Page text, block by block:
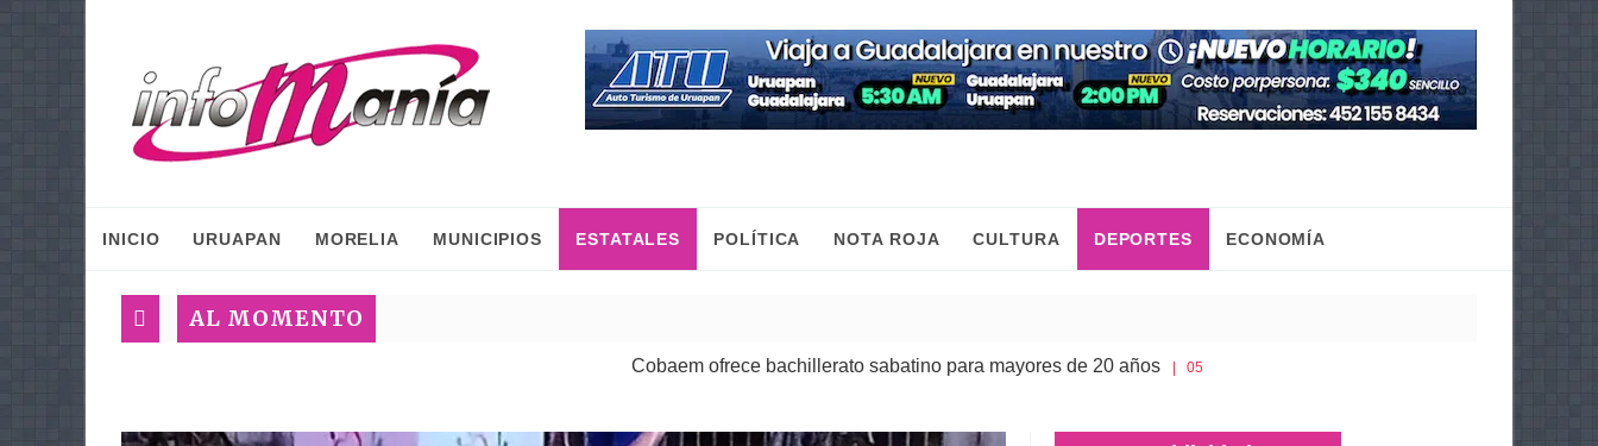
INICIO URUAPAN MORELIA MUNICIPIOS ESTATALES POLÍTICA NOTA ROJA CULTURA DEPORTES ECONOMÍA
AL MOMENTO
Cobaem ofrece bachillerato sabatino para mayores de 20 años| 05 Ago 2026 Congreso de Michoacán hace justicia a la historia de